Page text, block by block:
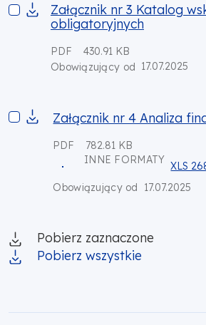
Załącznik nr 3 Katalog wskaźników
Załącznik nr 3 Katalog
obligatoryjnych
PDF
430.91 KB
Obowiązujący od 17.07.2025
Załącznik nr 4 Analiza finansowa
Załącznik nr 4 Analiza
PDF
782.81 KB
INNE FORMATY
XLS
Obowiązujący od
17.07.2025
Pobierz zaznaczone
Pobierz wszystkie